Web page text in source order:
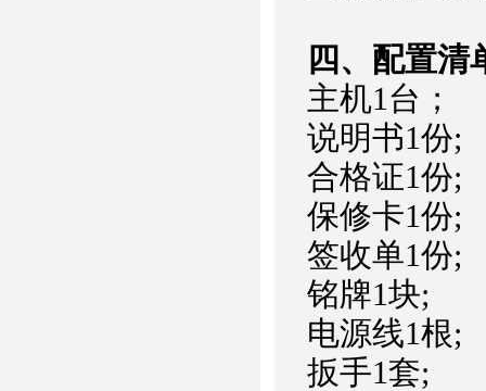
四、配置清
主机1台；
说明书1份;
合格证1份;
保修卡1份;
签收单1份;
铭牌1块;
电源线1根;
扳手1套;